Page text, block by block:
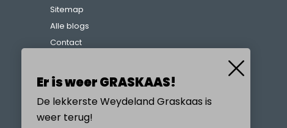
Sitemap
Alle blogs
Contact
Referenties
Er is weer GRASKAAS!
De lekkerste Weydeland Graskaas is
weer terug!